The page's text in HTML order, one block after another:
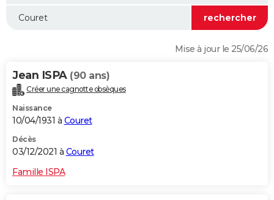
WEEK-END
Alimentation
Guide de la santé
Maladies
Médicaments
Sommeil
VOYAGE
Destinations
City break
Voyage nature
Voyage de noces
Forum
Climat
+PHOTO
GUIDES D'ACHAT
Mise à jour le 25/06/26
Jean ISPA (90 ans)
Créer une cagnotte obsèques
Naissance
10/04/1931 à Couret
Décès
03/12/2021 à Couret
Famille ISPA